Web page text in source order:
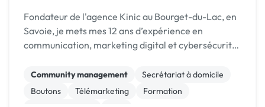
Fondateur de l'agence Kinic au Bourget-du-Lac, en
Savoie, je mets mes 12 ans d’expérience en
communication, marketing digital et cybersécurité
le secteur du sport, je conçois des stratégies de
mar...
Community management
Secrétariat à domicile
Boutons
Télémarketing
Formation